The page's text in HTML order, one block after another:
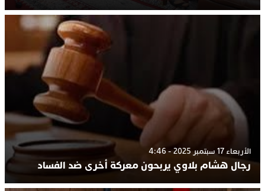
الأربعاء 17 سبتمبر 2025 - 4:46
رجال هشام بلاوي يربحون معركة أخرى ضد الفساد